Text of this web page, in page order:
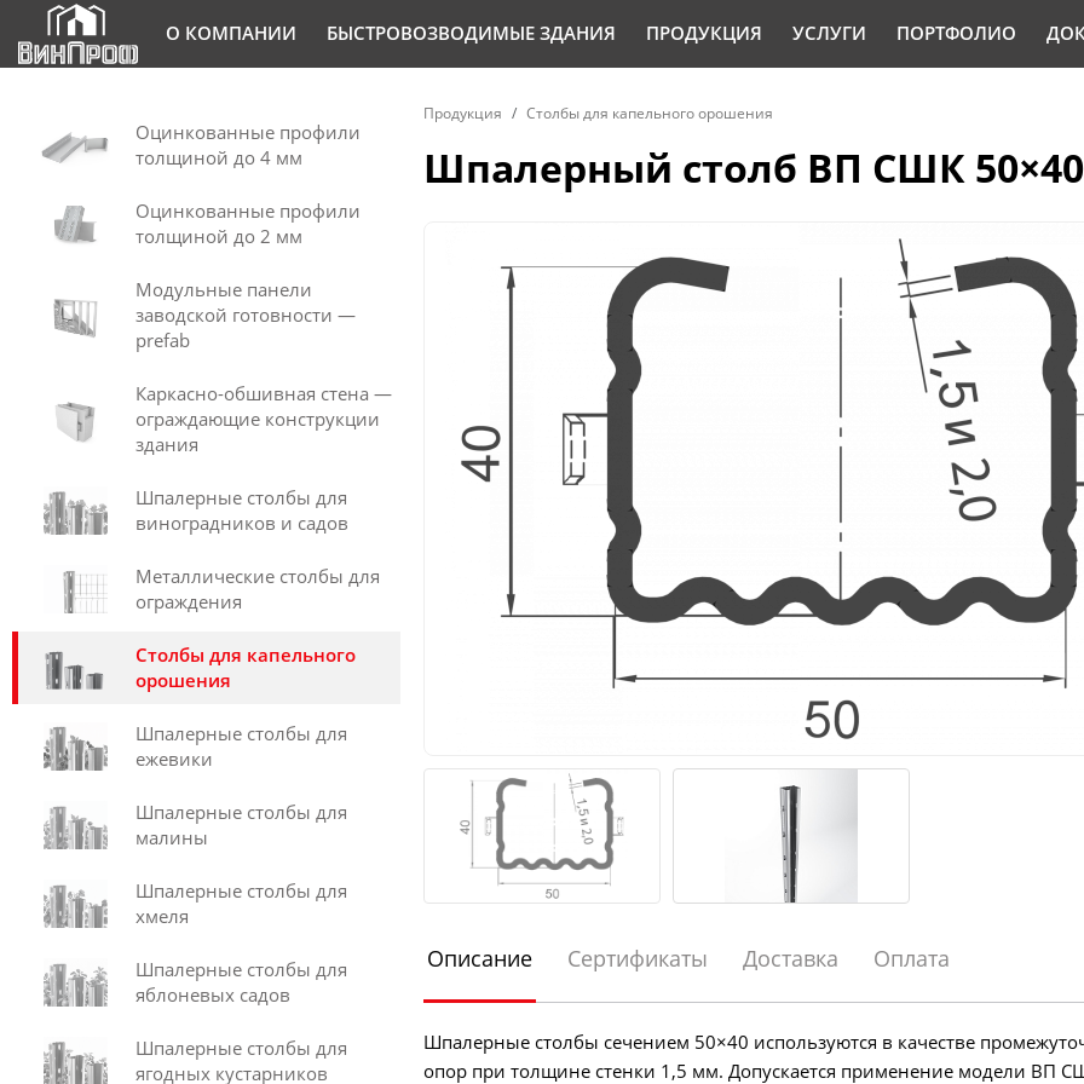
О КОМПАНИИ БЫСТРОВОЗВОДИМЫЕ ЗДАНИЯ ПРОДУКЦИЯ УСЛУГИ ПОРТФОЛИО
Оцинкованные профили
толщиной до 4 мм
Оцинкованные профили
толщиной до 2 мм
Модульные панели
заводской готовности —
prefab
Каркасно-обшивная стена —
ограждающие конструкции
здания
Шпалерные столбы для
виноградников и садов
Металлические столбы для
ограждения
Столбы для капельного
орошения
Шпалерные столбы для
ежевики
Шпалерные столбы для
малины
Шпалерные столбы для
хмеля
Шпалерные столбы для
яблоневых садов
Шпалерные столбы для
ягодных кустарников
Продукция Столбы для капельного орошения
Шпалерный столб ВП СШК
Описание Сертификаты Доставка Оплата
Шпалерные столбы сечением 50×40 используются в качестве
опор при толщине стенки 1,5 мм. Допускается применение модели ВП